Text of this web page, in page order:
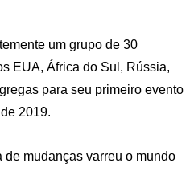
um grupo de 30
EUA, África do Sul, Rússia,
para seu primeiro evento
2019.
mudanças varreu o mundo